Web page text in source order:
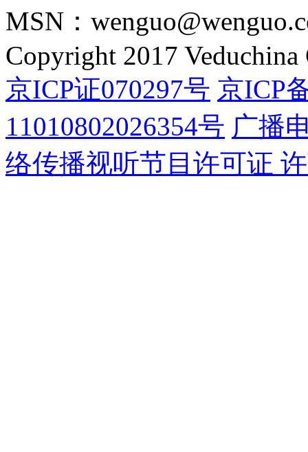
MSN：
Copyright 2017
京ICP证070297号 京ICP
11010802026354号 广播
络传播视听节目许可证